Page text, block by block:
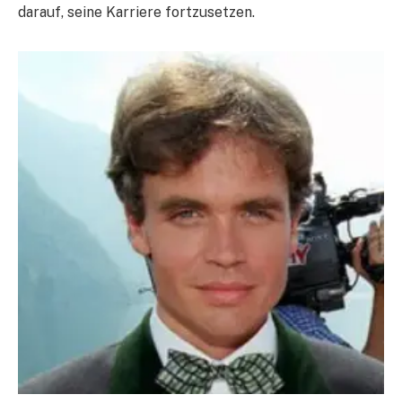
darauf, seine Karriere fortzusetzen.